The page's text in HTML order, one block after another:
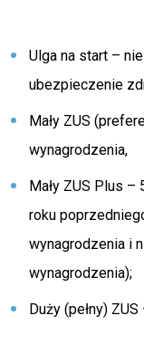
Ulga na start –
ubezpieczenie
Mały ZUS
wynagrodzenia,
Mały ZUS Plus
roku
wynagrodzenia i
wynagrodzenia);
Duży (pełny) ZUS